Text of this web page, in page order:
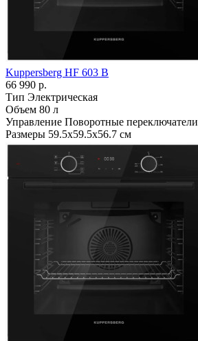
Kuppersberg HF 603 B
66 990 р.
Тип Электрическая
Объем 80 л
Управление Поворотные переключатели
Размеры 59.5х59.5х56.7 см